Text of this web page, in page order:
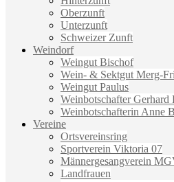
Oberzunft
Unterzunft
Schweizer Zunft
Weindorf
Weingut Bischof
Wein- & Sektgut Merg-
Weingut Paulus
Weinbotschafter Gerhard
Weinbotschafterin Anne
Vereine
Ortsvereinsring
Sportverein Viktoria 07
Männergesangverein
Landfrauen